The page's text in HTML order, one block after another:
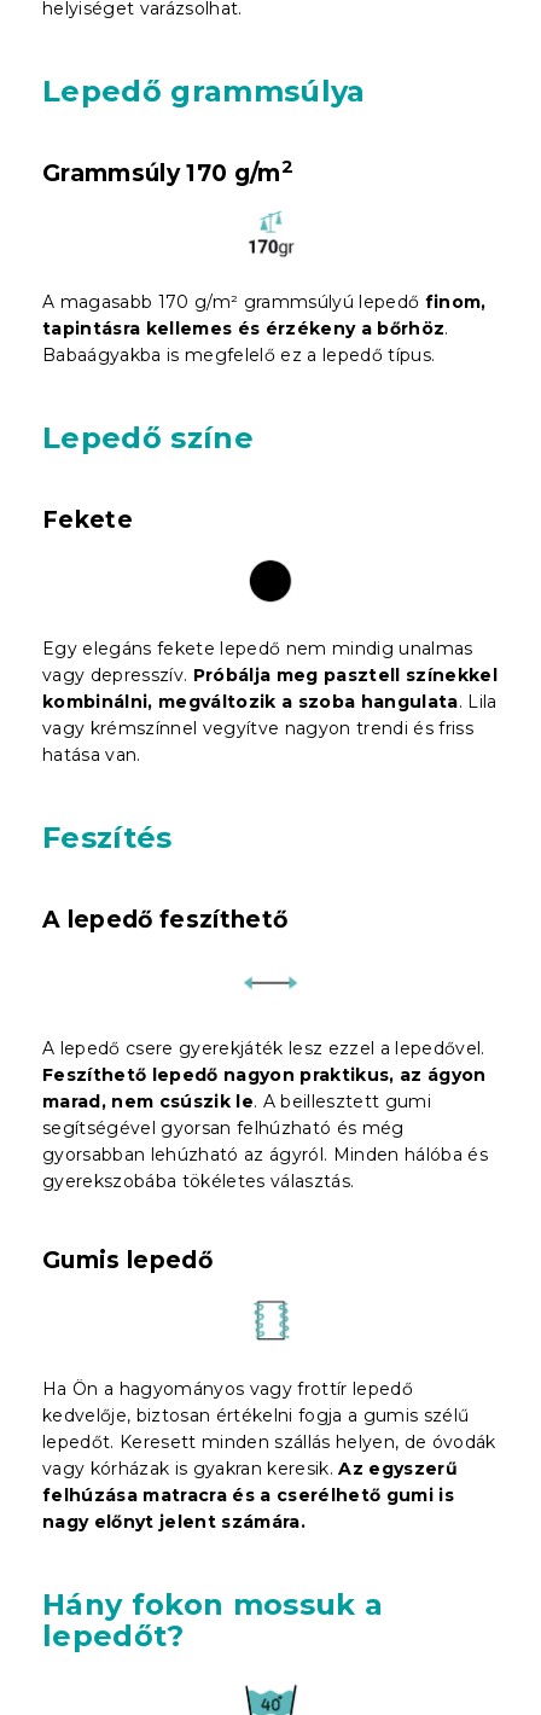
helyiséget varázsolhat.
Lepedő grammsúlya
Grammsúly 170 g/m2
A magasabb 170 g/m² grammsúlyú lepedő finom,
tapintásra kellemes és érzékeny a bőrhöz.
Babaágyakba is megfelelő ez a lepedő típus.
Lepedő színe
Fekete
Egy elegáns fekete lepedő nem mindig unalmas
vagy depresszív. Próbálja meg pasztell színekkel
kombinálni, megváltozik a szoba hangulata. Lila
vagy krémszínnel vegyítve nagyon trendi és friss
hatása van.
Feszítés
A lepedő feszíthető
A lepedő csere gyerekjáték lesz ezzel a lepedővel.
Feszíthető lepedő nagyon praktikus, az ágyon
marad, nem csúszik le. A beillesztett gumi
segítségével gyorsan felhúzható és még
gyorsabban lehúzható az ágyról. Minden hálóba és
gyerekszobába tökéletes választás.
Gumis lepedő
Ha Ön a hagyományos vagy frottír lepedő
kedvelője, biztosan értékelni fogja a gumis szélű
lepedőt. Keresett minden szállás helyen, de óvodák
vagy kórházak is gyakran keresik. Az egyszerű
felhúzása matracra és a cserélhető gumi is
nagy előnyt jelent számára.
Hány fokon mossuk a
lepedőt?